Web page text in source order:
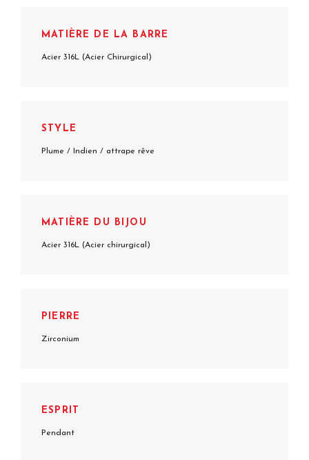
MATIÈRE DE LA BARRE
Acier 316L (Acier Chirurgical)
STYLE
Plume / Indien / attrape rêve
MATIÈRE DU BIJOU
Acier 316L (Acier chirurgical)
PIERRE
Zirconium
ESPRIT
Pendant